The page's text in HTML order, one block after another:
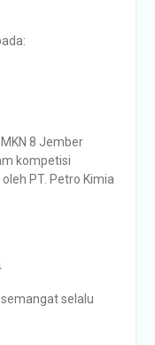
8 Jember
kompetisi
PT. Petro Kimia
selalu